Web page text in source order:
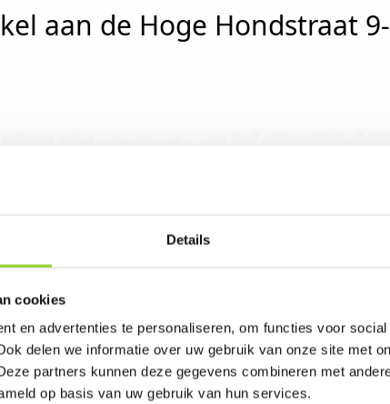
Details
cookies
en advertenties te personaliseren, om functies voor
delen we informatie over uw gebruik van onze site met
partners kunnen deze gegevens combineren met
op basis van uw gebruik van hun services.
aan de Hoge Hondstraat
Zn. in Deventer. U bent van harte